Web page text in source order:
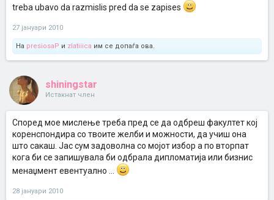
treba ubavo da razmislis pred da se zapises
27 јануари 2010
На presiosaP и zlatiiica им се допаѓа ова.
shiningstar
Истакнат член
Според мое мислење треба пред се да одбреш факултет кој
коренспондира со твоите желби и можности, да учиш она
што сакаш. Јас сум задоволна со мојот избор а по вторпат
кога би се запишувала би одбрала дипломатија или бизнис
менаџмент евентуално ...
28 јануари 2010